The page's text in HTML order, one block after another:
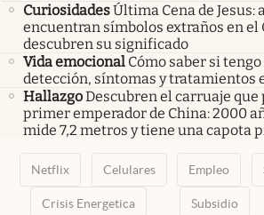
CuriosidadesÚltima Cena de Jesus:
encuentran símbolos extraños en el
descubren su significado
Vida emocional Cómo saber si
detección, síntomas y tratamientos
HallazgoDescubren el carruaje
primer emperador de China: 2000
mide 7,2 metros y tiene una capota
Netflix Celulares Empleo
Crisis Energetica Subsidio